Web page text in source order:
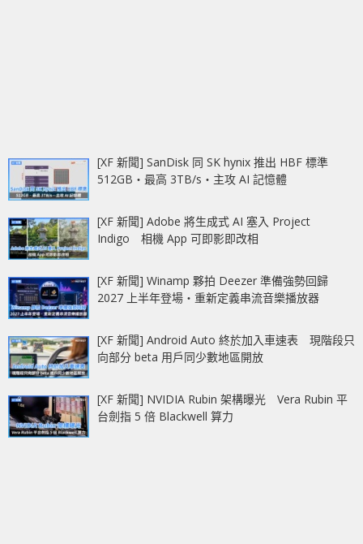
[XF 新聞] SanDisk 同 SK hynix 推出 HBF 標準
512GB‧最高 3TB/s‧主攻 AI 記憶體
[XF 新聞] Adobe 將生成式 AI 塞入 Project
Indigo 相機 App 可即影即改相
[XF 新聞] Winamp 夥拍 Deezer 準備強勢回歸
2027 上半年登場‧重新定義串流音樂播放器
[XF 新聞] Android Auto 終於加入車速表 現階段只
向部分 beta 用戶同少數地區開放
[XF 新聞] NVIDIA Rubin 架構曝光 Vera Rubin 平
台劍指 5 倍 Blackwell 算力